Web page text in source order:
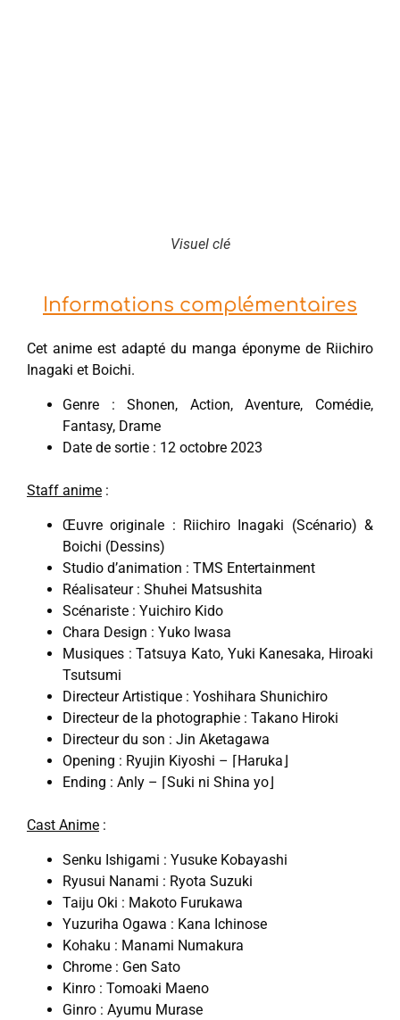
Visuel clé
Informations complémentaires
Cet anime est adapté du manga éponyme de Riichiro
Inagaki et Boichi.
Genre : Shonen, Action, Aventure, Comédie,
Fantasy, Drame
Date de sortie : 12 octobre 2023
Staff anime :
Œuvre originale : Riichiro Inagaki (Scénario) &
Boichi (Dessins)
Studio d’animation : TMS Entertainment
Réalisateur : Shuhei Matsushita
Scénariste : Yuichiro Kido
Chara Design : Yuko Iwasa
Musiques : Tatsuya Kato, Yuki Kanesaka, Hiroaki
Tsutsumi
Directeur Artistique : Yoshihara Shunichiro
Directeur de la photographie : Takano Hiroki
Directeur du son : Jin Aketagawa
Opening : Ryujin Kiyoshi – ⌈Haruka⌋
Ending : Anly – ⌈Suki ni Shina yo⌋
Cast Anime :
Senku Ishigami : Yusuke Kobayashi
Ryusui Nanami : Ryota Suzuki
Taiju Oki : Makoto Furukawa
Yuzuriha Ogawa : Kana Ichinose
Kohaku : Manami Numakura
Chrome : Gen Sato
Kinro : Tomoaki Maeno
Ginro : Ayumu Murase